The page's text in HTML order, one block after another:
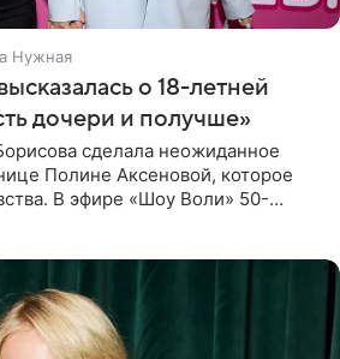
Нужная
о 18-летней
дочери и получше»
сделала неожиданное
Полине Аксеновой, которое
В эфире «Шоу Воли» 50-